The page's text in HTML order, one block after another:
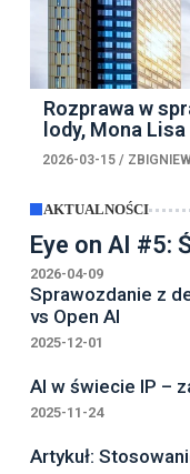
Rozprawa w
lody, Mona
2026-03-15/
AKTUALNOŚCI
Eye on AI #5:
2026-04-09
Sprawozdanie z
vs Open AI
2025-12-01
AI w świecie IP –
2025-11-24
Artykuł: